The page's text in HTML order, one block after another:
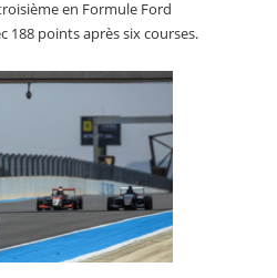
en Formule Ford
188 points après six courses.